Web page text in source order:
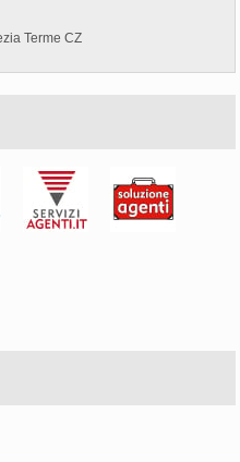
Terme CZ